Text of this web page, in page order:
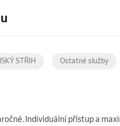
STŘIH Ostatné služby
Individuální přístup a